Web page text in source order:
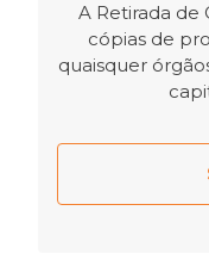
A Retirada de
cópias de
quaisquer